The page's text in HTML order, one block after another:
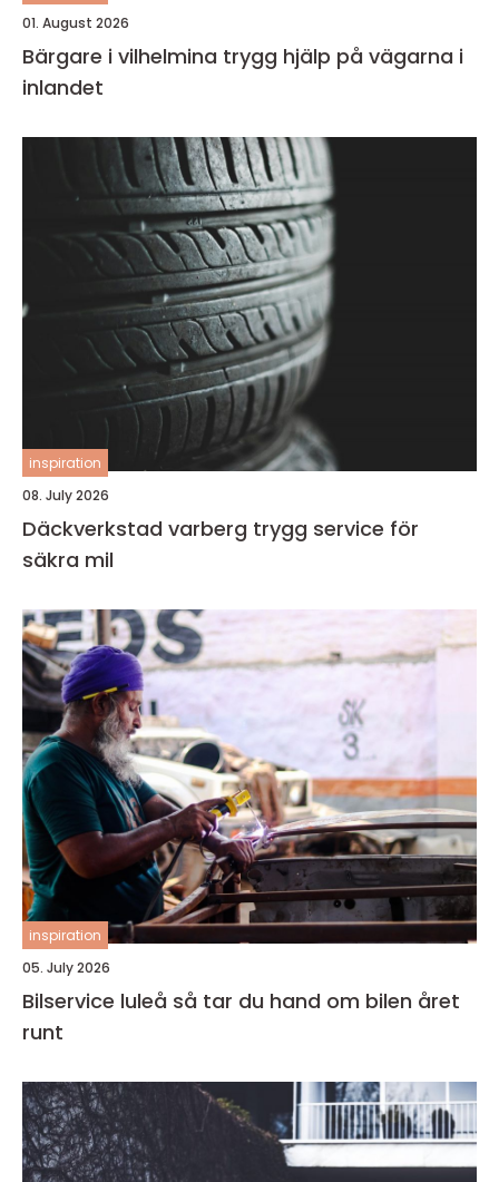
01. August 2026
Bärgare i vilhelmina trygg hjälp på vägarna i
inlandet
inspiration
08. July 2026
Däckverkstad varberg trygg service för
säkra mil
inspiration
05. July 2026
Bilservice luleå så tar du hand om bilen året
runt